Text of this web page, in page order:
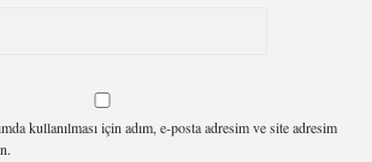
kullanılması için adım, e-posta adresim ve site adresim